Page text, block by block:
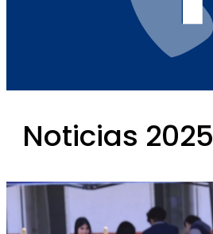
Noticias 2025